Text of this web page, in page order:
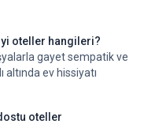
oteller hangileri?
gayet sempatik ve
ev hissiyatı
oteller